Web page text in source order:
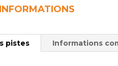
pistes Informations